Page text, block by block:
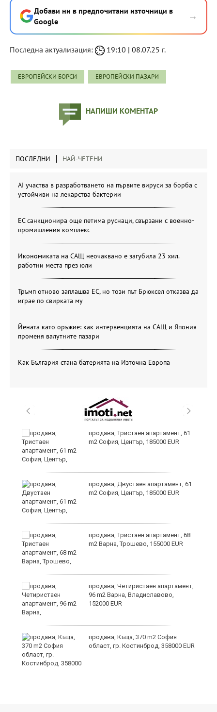
Добави ни в предпочитани източници в
Google
→
Последна актуализация: 19:10 | 08.07.25 г.
ЕВРОПЕЙСКИ БОРСИ ЕВРОПЕЙСКИ ПАЗАРИ
НАПИШИ КОМЕНТАР
ПОСЛЕДНИ НАЙ-ЧЕТЕНИ
AI участва в разработването на първите вируси за борба с
устойчиви на лекарства бактерии
ЕС санкционира още петима руснаци, свързани с военно-
промишления комплекс
Икономиката на САЩ неочаквано е загубила 23 хил.
работни места през юли
Тръмп отново заплашва ЕС, но този път Брюксел отказва да
играе по свирката му
Йената като оръжие: как интервенцията на САЩ и Япония
променя валутните пазари
Как България стана батерията на Източна Европа
продава, Тристаен апартамент, 61
m2 София, Център, 185000 EUR
продава, Двустаен апартамент, 61
m2 София, Център, 185000 EUR
продава, Тристаен апартамент, 68
m2 Варна, Трошево, 155000 EUR
продава, Четиристаен апартамент,
96 m2 Варна, Владиславово,
152000 EUR
продава, Къща, 370 m2 София
област, гр. Костинброд, 358000 EUR